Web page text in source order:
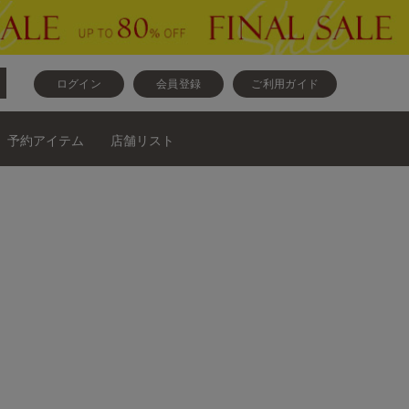
ログイン 会員登録 ご利用ガイド
予約アイテム 店舗リスト